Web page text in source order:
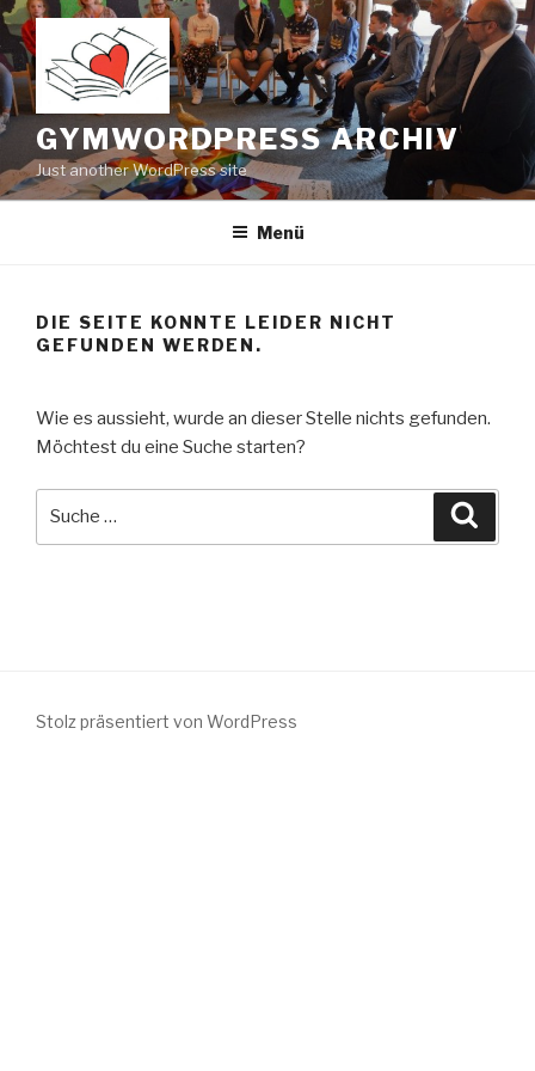
Zum
Inhalt
springen
GYMWORDPRESS ARCHIV
Just another WordPress site
Menü
DIE SEITE KONNTE LEIDER NICHT
GEFUNDEN WERDEN.
Wie es aussieht, wurde an dieser Stelle nichts gefunden.
Möchtest du eine Suche starten?
Stolz präsentiert von WordPress